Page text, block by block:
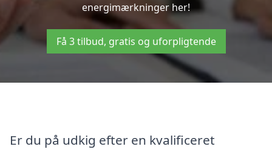
energimærkninger her!
Få 3 tilbud, gratis og uforpligtende
Er du på udkig efter en kvalificeret